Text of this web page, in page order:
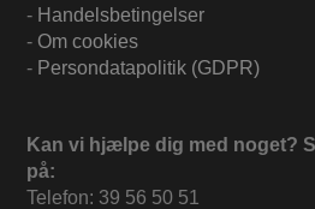
- Handelsbetingelser
- Om cookies
- Persondatapolitik (GDPR)
Kan vi hjælpe dig med noget?
på:
Telefon: 39 56 50 51